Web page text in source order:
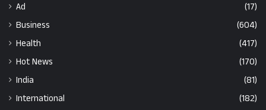
Ad
(17)
Business
(604)
Health
(417)
Hot News
(170)
India
(81)
International
(182)